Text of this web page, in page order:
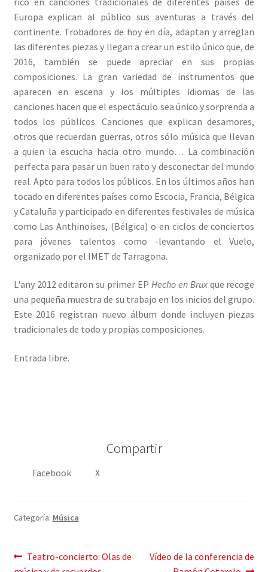
Europa explican al público sus aventuras a través del
continente. Trobadores de hoy en día, adaptan y arreglan
las diferentes piezas y llegan a crear un estilo único que, de
2016, también se puede apreciar en sus propias
composiciones. La gran variedad de instrumentos que
aparecen en escena y los múltiples idiomas de las
canciones hacen que el espectáculo sea único y sorprenda a
todos los públicos. Canciones que explican desamores,
otros que recuerdan guerras, otros sólo música que llevan
a quien la escucha hacia otro mundo… La combinación
perfecta para pasar un buen rato y desconectar del mundo
real. Apto para todos los públicos. En los últimos años han
tocado en diferentes países como Escocia, Francia, Bélgica
y Cataluña y participado en diferentes festivales de música
como Las Anthinoises, (Bélgica) o en ciclos de conciertos
para jóvenes talentos como -levantando el Vuelo,
organizado por el IMET de Tarragona.
L'any 2012 editaron su primer EP Hecho en Brux que recoge
una pequeña muestra de su trabajo en los inicios del grupo.
Este 2016 registran nuevo álbum donde incluyen piezas
tradicionales de todo y propias composiciones.
Entrada libre.
Compartir
Facebook X
Categoría: Música
Mensaje
Publicación
Teatro-concierto: Olas de
Siguiente
Vídeo de la conferencia de